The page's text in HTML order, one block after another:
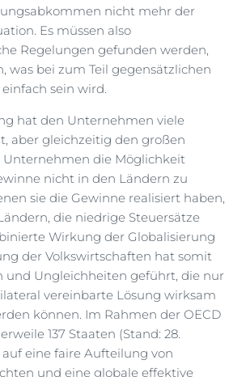
nicht mehr der
Es müssen also
Regelungen gefunden werden,
was bei zum Teil gegensätzlichen
sein wird.
hat den Unternehmen viele
aber gleichzeitig den großen
die Möglichkeit
nicht in den Ländern zu
sie die Gewinne realisiert haben,
die niedrige Steuersätze
Wirkung der Globalisierung
der Volkswirtschaften hat somit
und Ungleichheiten geführt, die nur
vereinbarte Lösung wirksam
können. Im Rahmen der OECD
137 Staaten (Stand: 28.
auf eine faire Aufteilung von
und eine globale effektive